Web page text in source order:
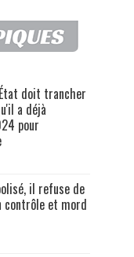
doit trancher
a déjà
pour
il refuse de
contrôle et mord